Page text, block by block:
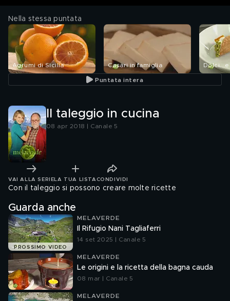
Nella stessa puntata
Agrumi di Sicilia Casari in famiglia
Puntata intera
Il taleggio in cucina
08 apr 2018 | Canale 5
VAI ALLA SERIE LA TUA LISTA CONDIVIDI
Con il taleggio si possono creare molte ricette
Guarda anche
PROSSIMO VIDEO
MELAVERDE
Il Rifugio Nani Tagliaferri
14 set 2025 | Canale 5
MELAVERDE
Le origini e la ricetta della bagna cauda
08 mar | Canale 5
MELAVERDE